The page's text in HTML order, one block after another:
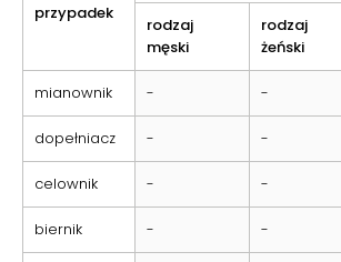
przypadek
rodzaj
męski
rodzaj
żeński
mianownik - -
dopełniacz - -
celownik - -
biernik - -